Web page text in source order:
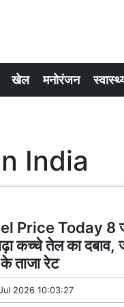
खेल मनोरंजन
India
Price Today 8
कच्चे तेल का दबाव,
ताजा रेट
2026 10:03:27